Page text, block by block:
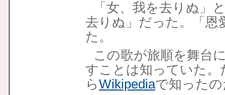
「女、我を去りぬ」
去りぬ」だった。「恩
た。
この歌が旅順を舞台
すことは知っていた
らWikipediaで知った